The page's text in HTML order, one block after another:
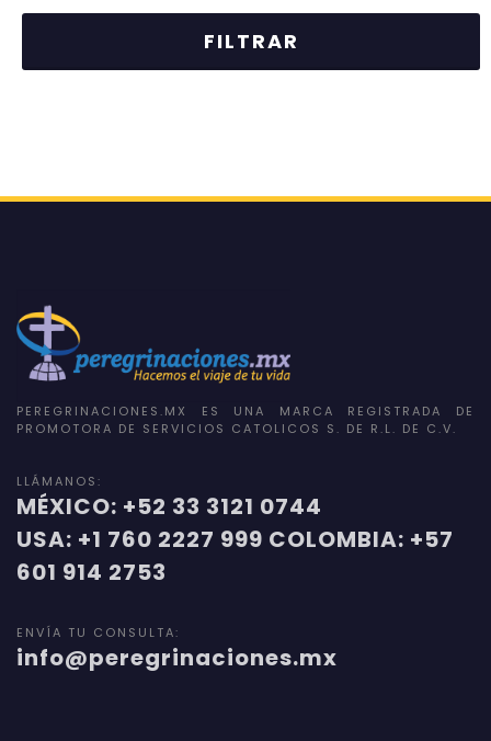
PEREGRINACIONES.MX ES UNA MARCA REGISTRADA DE
PROMOTORA DE SERVICIOS CATOLICOS S. DE R.L. DE C.V.
LLÁMANOS:
MÉXICO: +52 33 3121 0744
USA: +1 760 2227 999 COLOMBIA: +57
601 914 2753
ENVÍA TU CONSULTA:
info@peregrinaciones.mx